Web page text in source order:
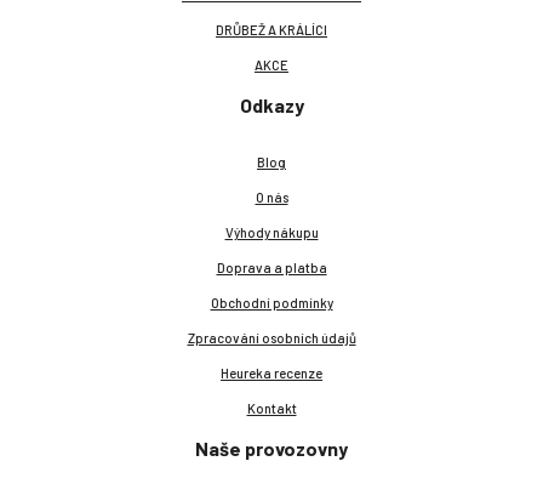
DRŮBEŽ A KRÁLÍCI
AKCE
Odkazy
Blog
O nás
Výhody nákupu
Doprava a platba
Obchodní podmínky
Zpracování osobních údajů
Heureka recenze
Kontakt
Naše provozovny